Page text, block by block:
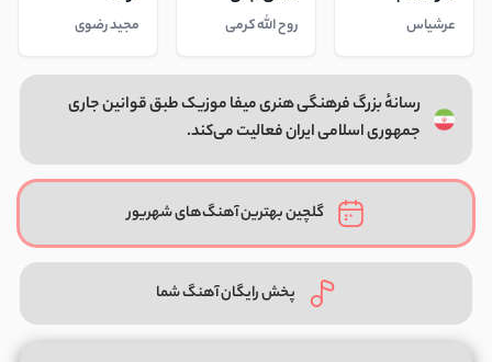
عرشیاس روح الله کرمی مجید رضوی
رسانهٔ بزرگ فرهنگی هنری میفا موزیک طبق قوانین جاری
جمهوری اسلامی ایران فعالیت می‌کند.
گلچین بهترین آهنگ‌های شهریور
پخش رایگان آهنگ شما